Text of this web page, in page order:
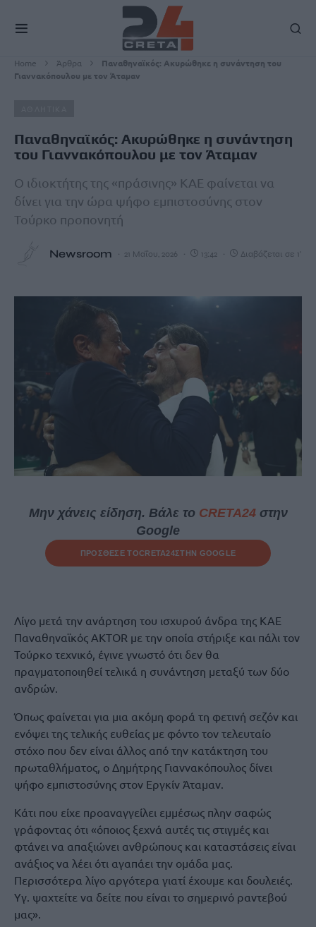
Home Άρθρα
Παναθηναϊκός: Ακυρώθηκε η συνάντηση του
Γιαννακόπουλου με τον Άταμαν
Παναθηναϊκός: Ακυρώθηκε η συνάντηση
του Γιαννακόπουλου με τον Άταμαν
Ο ιδιοκτήτης της «πράσινης» ΚΑΕ φαίνεται να
δίνει για την ώρα ψήφο εμπιστοσύνης στον
Τούρκο προπονητή
Newsroom 21 Μαΐου, 2026 13:42 Διαβάζεται σε 1'
Μην χάνεις είδηση. Βάλε το CRETA24στην
Google
ΠΡΟΣΘΕΣΕ ΤΟCRETA24ΣΤΗΝ GOOGLE
Λίγο μετά την ανάρτηση του ισχυρού άνδρα της ΚΑΕ
Παναθηναϊκός AKTOR με την οποία στήριξε και πάλι τον
Τούρκο τεχνικό, έγινε γνωστό ότι δεν θα
πραγματοποιηθεί τελικά η συνάντηση μεταξύ των δύο
ανδρών.
Όπως φαίνεται για μια ακόμη φορά τη φετινή σεζόν και
ενόψει της τελικής ευθείας με φόντο τον τελευταίο
στόχο που δεν είναι άλλος από την κατάκτηση του
πρωταθλήματος, ο Δημήτρης Γιαννακόπουλος δίνει
ψήφο εμπιστοσύνης στον Εργκίν Άταμαν.
Κάτι που είχε προαναγγείλει εμμέσως πλην σαφώς
γράφοντας ότι «όποιος ξεχνά αυτές τις στιγμές και
φτάνει να απαξιώνει ανθρώπους και καταστάσεις είναι
ανάξιος να λέει ότι αγαπάει την ομάδα μας.
Περισσότερα λίγο αργότερα γιατί έχουμε και δουλειές.
Υγ. ψαχτείτε να δείτε που είναι το σημερινό ραντεβού
μας».